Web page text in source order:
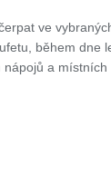
ve
během dne
a